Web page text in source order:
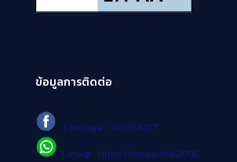
ข้อมูลการติดต่อ
Fanpage : AritRMUTT
Line@ : https://lin.ee/tXe209C